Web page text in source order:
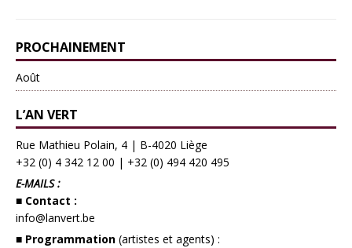
PROCHAINEMENT
Août
L’AN VERT
Rue Mathieu Polain, 4 | B-4020 Liège
+32 (0) 4 342 12 00 | +32 (0) 494 420 495
E-MAILS :
■ Contact :
info@lanvert.be
■ Programmation (artistes et agents) :